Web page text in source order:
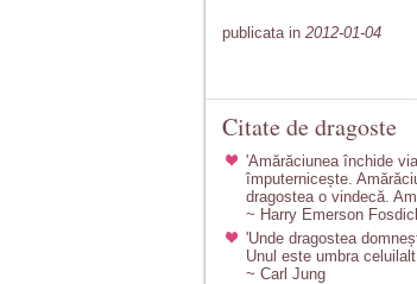
publicata in 2012-01-04
Citate de dragoste
'Amărăciunea închide
împuternicește.
dragostea o vindecă.
~ Harry Emerson
'Unde dragostea
Unul este umbra
~ Carl Jung